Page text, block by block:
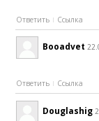
Ответить Ссылка
Booadvet
Ответить Ссылка
Douglashig